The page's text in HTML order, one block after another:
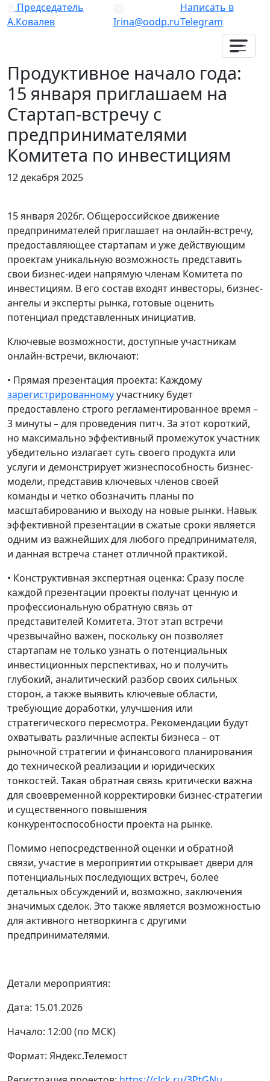
Председатель
А.Ковалев
Irina@oodp.ru
Написать в
Telegram
Продуктивное начало года:
15 января приглашаем на
Стартап-встречу с
предпринимателями
Комитета по инвестициям
12 декабря 2025
15 января 2026г. Общероссийское движение
предпринимателей приглашает на онлайн-встречу,
предоставляющее стартапам и уже действующим
проектам уникальную возможность представить
свои бизнес-идеи напрямую членам Комитета по
инвестициям. В его состав входят инвесторы, бизнес-
ангелы и эксперты рынка, готовые оценить
потенциал представленных инициатив.
Ключевые возможности, доступные участникам
онлайн-встречи, включают:
• Прямая презентация проекта: Каждому
зарегистрированномуучастнику будет
предоставлено строго регламентированное время –
3 минуты – для проведения питч. За этот короткий,
но максимально эффективный промежуток участник
убедительно излагает суть своего продукта или
услуги и демонстрирует жизнеспособность бизнес-
модели, представив ключевых членов своей
команды и четко обозначить планы по
масштабированию и выходу на новые рынки. Навык
эффективной презентации в сжатые сроки является
одним из важнейших для любого предпринимателя,
и данная встреча станет отличной практикой.
• Конструктивная экспертная оценка: Сразу после
каждой презентации проекты получат ценную и
профессиональную обратную связь от
представителей Комитета. Этот этап встречи
чрезвычайно важен, поскольку он позволяет
стартапам не только узнать о потенциальных
инвестиционных перспективах, но и получить
глубокий, аналитический разбор своих сильных
сторон, а также выявить ключевые области,
требующие доработки, улучшения или
стратегического пересмотра. Рекомендации будут
охватывать различные аспекты бизнеса – от
рыночной стратегии и финансового планирования
до технической реализации и юридических
тонкостей. Такая обратная связь критически важна
для своевременной корректировки бизнес-стратегии
и существенного повышения
конкурентоспособности проекта на рынке.
Помимо непосредственной оценки и обратной
связи, участие в мероприятии открывает двери для
потенциальных последующих встреч, более
детальных обсуждений и, возможно, заключения
значимых сделок. Это также является возможностью
для активного нетворкинга с другими
предпринимателями.
Детали мероприятия:
Дата: 15.01.2026
Начало: 12:00 (по МСК)
Формат: Яндекс.Телемост